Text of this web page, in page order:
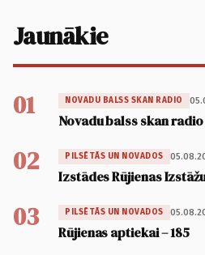
Jaunākie
01 NOVADU BALSS SKAN RADIO
Novadu balss skan radio
02 PILSĒTĀS UN NOVADOS
Izstādes Rūjienas
03 PILSĒTĀS UN NOVADOS
Rūjienas aptiekai – 185